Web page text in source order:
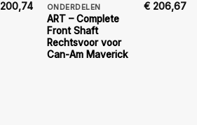
200,74 ONDERDELEN
ART – Complete
Front Shaft
Rechtsvoor voor
Can-Am Maverick
€ 206,67